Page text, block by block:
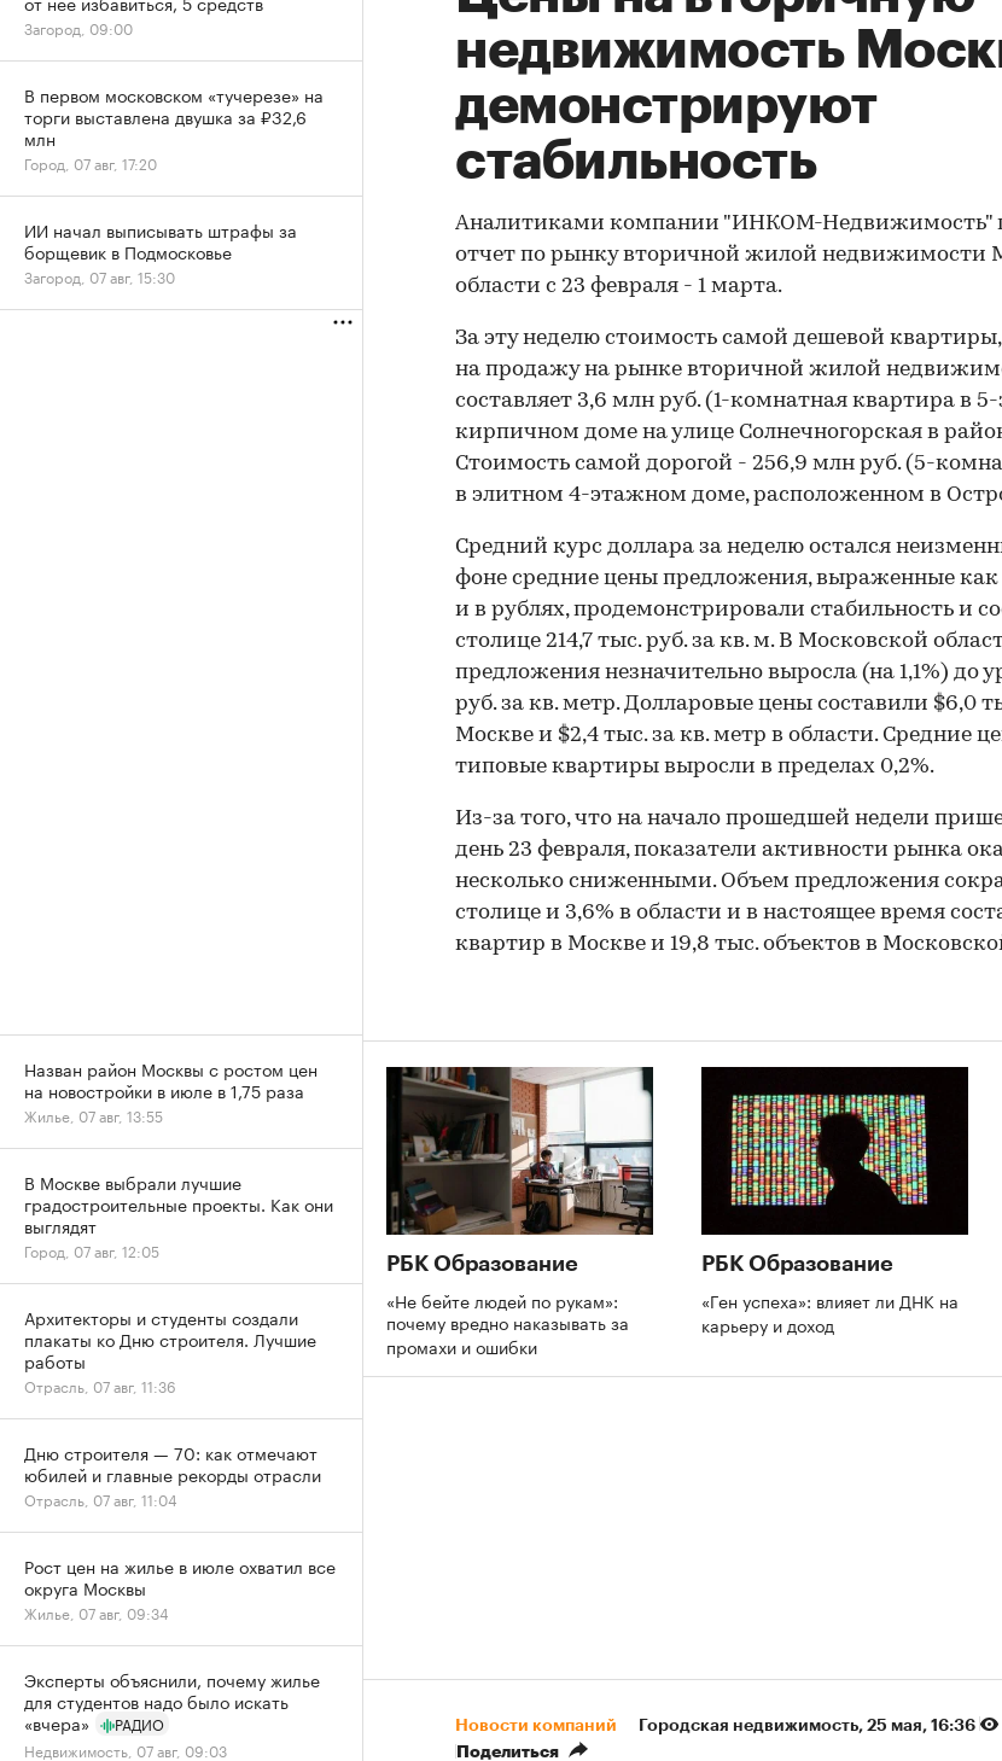
недвижимость
демонстрируют
стабильность
Аналитиками компании "ИНКОМ-Недвижимость"
отчет по рынку вторичной жилой недвижимости
области с 23 февраля - 1 марта.
За эту неделю стоимость самой дешевой
на продажу на рынке вторичной жилой
составляет 3,6 млн руб. (1-комнатная квартира в
кирпичном доме на улице Солнечногорская в
Стоимость самой дорогой - 256,9 млн руб. (5-
в элитном 4-этажном доме, расположенном в
Средний курс доллара за неделю остался
фоне средние цены предложения, выраженные как
и в рублях, продемонстрировали стабильность и
столице 214,7 тыс. руб. за кв. м. В Московской
предложения незначительно выросла (на 1,1%) до
руб. за кв. метр. Долларовые цены составили $6,0
Москве и $2,4 тыс. за кв. метр в области. Средние
типовые квартиры выросли в пределах 0,2%.
Из-за того, что на начало прошедшей недели
день 23 февраля, показатели активности рынка
несколько сниженными. Объем предложения
столице и 3,6% в области и в настоящее время
квартир в Москве и 19,8 тыс. объектов в
РБК Образование
«Не бейте людей по рукам»:
почему вредно наказывать за
промахи и ошибки
РБК Образование
«Ген успеха»: влияет ли ДНК на
карьеру и доход
Новости компаний Городская недвижимость⁠, 25 мая, 16:36
Поделиться
Загород, 09:00
В первом московском «тучерезе» на
торги выставлена двушка за ₽32,6
млн
Город, 07 авг, 17:20
ИИ начал выписывать штрафы за
борщевик в Подмосковье
Загород, 07 авг, 15:30
Назван район Москвы с ростом цен
на новостройки в июле в 1,75 раза
Жилье, 07 авг, 13:55
В Москве выбрали лучшие
градостроительные проекты. Как они
выглядят
Город, 07 авг, 12:05
Архитекторы и студенты создали
плакаты ко Дню строителя. Лучшие
работы
Отрасль, 07 авг, 11:36
Дню строителя — 70: как отмечают
юбилей и главные рекорды отрасли
Отрасль, 07 авг, 11:04
Рост цен на жилье в июле охватил все
округа Москвы
Жилье, 07 авг, 09:34
Эксперты объяснили, почему жилье
для студентов надо было искать
«вчера»
РАДИО
Недвижимость, 07 авг, 09:03